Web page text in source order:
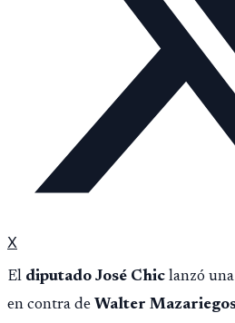
X
El diputado José Chic lanzó
en contra de Walter